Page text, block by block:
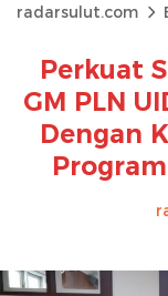
radarsulut.com
Perkuat
GM PLN
Dengan